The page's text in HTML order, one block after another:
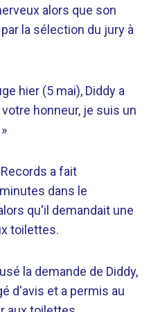
alors que son
la sélection du jury à
hier (5 mai), Diddy a
honneur, je suis un
a fait
dans le
qu'il demandait une
toilettes.
la demande de Diddy,
d'avis et a permis au